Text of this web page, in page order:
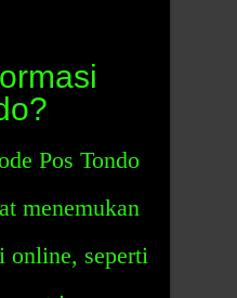
Pos Tondo
menemukan
online, seperti